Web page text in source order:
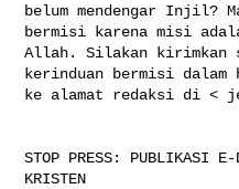
belum mendengar Injil?
bermisi karena misi
Allah. Silakan kirimkan
kerinduan bermisi dalam
ke alamat redaksi di <
STOP PRESS: PUBLIKASI E-
KRISTEN